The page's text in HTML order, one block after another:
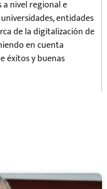
nivel regional e
entidades
de la digitalización de
en cuenta
éxitos y buenas